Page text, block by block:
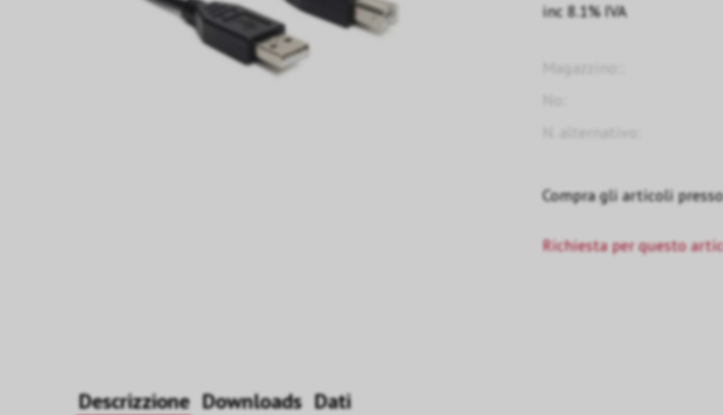
inc 8.1% IVA
Compra gli articoli
Richiesta per questo
Descrizzione Downloads Dati